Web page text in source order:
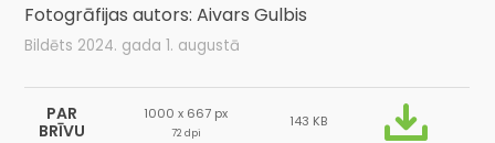
Fotogrāfijas autors: Aivars Gulbis
Bildēts 2024. gada 1. augustā
PAR
BRĪVU
1000 x 667 px
72 dpi
143 KB